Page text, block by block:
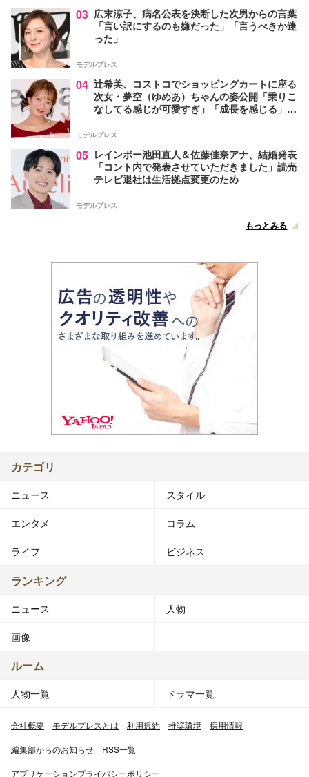
03 広末涼子、病名公表を決断した次男からの言葉
「言い訳にするのも嫌だった」「言うべきか迷
った」
モデルプレス
04 辻希美、コストコでショッピングカートに座る
次女・夢空（ゆめあ）ちゃんの姿公開「乗りこ
なしてる感じが可愛すぎ」「成長を感じる」の
モデルプレス
05 レインボー池田直人＆佐藤佳奈アナ、結婚発表
「コント内で発表させていただきました」読売
テレビ退社は生活拠点変更のため
モデルプレス
もっとみる
カテゴリ
ニュース スタイル
エンタメ コラム
ライフ ビジネス
ランキング
ニュース 人物
画像
ルーム
人物一覧 ドラマ一覧
会社概要 モデルプレスとは 利用規約 推奨環境 採用情報
編集部からのお知らせ RSS一覧
アプリケーションプライバシーポリシー